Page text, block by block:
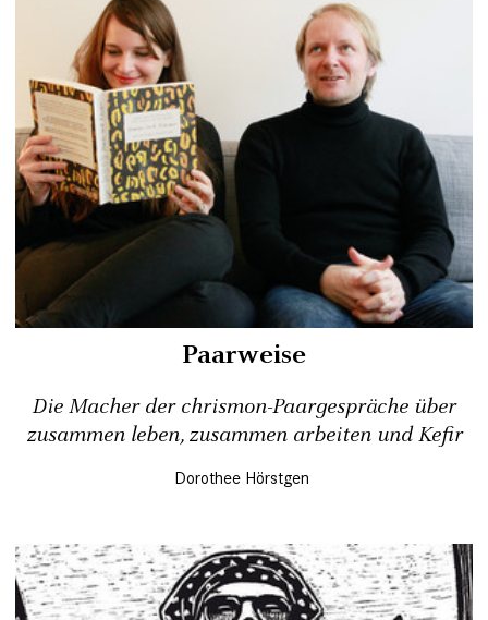
Paarweise
Die Macher der chrismon-Paargespräche über
zusammen leben, zusammen arbeiten und Kefir
Dorothee Hörstgen